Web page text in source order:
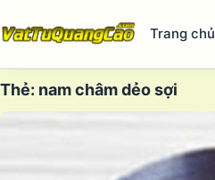
Trang chủ
Thẻ: nam châm dẻo sợi